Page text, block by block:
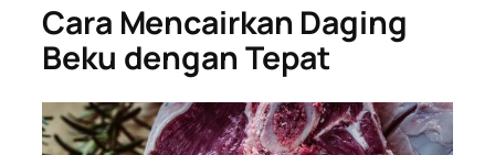
Cara Mencairkan Daging
Beku dengan Tepat